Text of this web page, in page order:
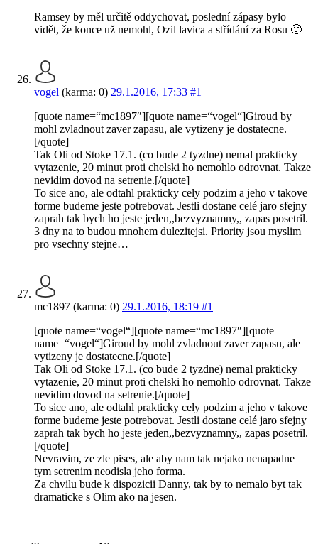
Ramsey by měl určitě oddychovat, poslední zápasy bylo
vidět, že konce už nemohl, Ozil lavica a střídání za Rosu 🙂
|
vogel (karma: 0) 29.1.2016, 17:33 #1
[quote name=“mc1897″][quote name=“vogel“]Giroud by
mohl zvladnout zaver zapasu, ale vytizeny je dostatecne.
[/quote]
Tak Oli od Stoke 17.1. (co bude 2 tyzdne) nemal prakticky
vytazenie, 20 minut proti chelski ho nemohlo odrovnat. Takze
nevidim dovod na setrenie.[/quote]
To sice ano, ale odtahl prakticky cely podzim a jeho v takove
forme budeme jeste potrebovat. Jestli dostane celé jaro sfejny
zaprah tak bych ho jeste jeden,,bezvyznamny,, zapas posetril.
3 dny na to budou mnohem dulezitejsi. Priority jsou myslim
pro vsechny stejne…
|
mc1897 (karma: 0) 29.1.2016, 18:19 #1
[quote name=“vogel“][quote name=“mc1897″][quote
name=“vogel“]Giroud by mohl zvladnout zaver zapasu, ale
vytizeny je dostatecne.[/quote]
Tak Oli od Stoke 17.1. (co bude 2 tyzdne) nemal prakticky
vytazenie, 20 minut proti chelski ho nemohlo odrovnat. Takze
nevidim dovod na setrenie.[/quote]
To sice ano, ale odtahl prakticky cely podzim a jeho v takove
forme budeme jeste potrebovat. Jestli dostane celé jaro sfejny
zaprah tak bych ho jeste jeden,,bezvyznamny,, zapas posetril.
[/quote]
Nevravim, ze zle pises, ale aby nam tak nejako nenapadne
tym setrenim neodisla jeho forma.
Za chvilu bude k dispozicii Danny, tak by to nemalo byt tak
dramaticke s Olim ako na jesen.
|